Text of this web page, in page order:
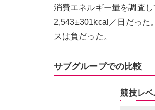
消費エネルギー量を調査
2,543±301kcal／日だった
スは負だった。
サブグループでの比較
競技レ